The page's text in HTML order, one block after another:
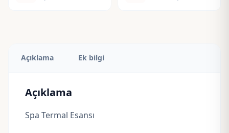
Açıklama Ek bilgi
Açıklama
Spa Termal Esansı